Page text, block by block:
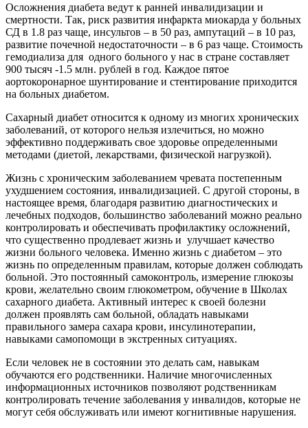
Осложнения диабета ведут к ранней инвалидизации и
смертности. Так, риск развития инфаркта миокарда у больных
СД в 1.8 раз чаще, инсультов – в 50 раз, ампутаций – в 10 раз,
развитие почечной недостаточности – в 6 раз чаще. Стоимость
гемодиализа для одного больного у нас в стране составляет
900 тысяч -1.5 млн. рублей в год. Каждое пятое
аортокоронарное шунтирование и стентирование приходится
на больных диабетом.
Сахарный диабет относится к одному из многих хронических
заболеваний, от которого нельзя излечиться, но можно
эффективно поддерживать свое здоровье определенными
методами (диетой, лекарствами, физической нагрузкой).
Жизнь с хроническим заболеванием чревата постепенным
ухудшением состояния, инвалидизацией. С другой стороны, в
настоящее время, благодаря развитию диагностических и
лечебных подходов, большинство заболеваний можно реально
контролировать и обеспечивать профилактику осложнений,
что существенно продлевает жизнь и улучшает качество
жизни больного человека. Именно жизнь с диабетом – это
жизнь по определенным правилам, которые должен соблюдать
больной. Это постоянный самоконтроль, измерение глюкозы
крови, желательно своим глюкометром, обучение в Школах
сахарного диабета. Активный интерес к своей болезни
должен проявлять сам больной, обладать навыками
правильного замера сахара крови, инсулинотерапии,
навыками самопомощи в экстренных ситуациях.
Если человек не в состоянии это делать сам, навыкам
обучаются его родственники. Наличие многочисленных
информационных источников позволяют родственникам
контролировать течение заболевания у инвалидов, которые не
могут себя обслуживать или имеют когнитивные нарушения.